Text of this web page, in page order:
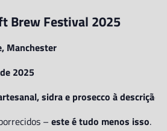
Brew Festival 2025
Manchester
2025
sidra e prosecco à descrição
– este é tudo menos isso.